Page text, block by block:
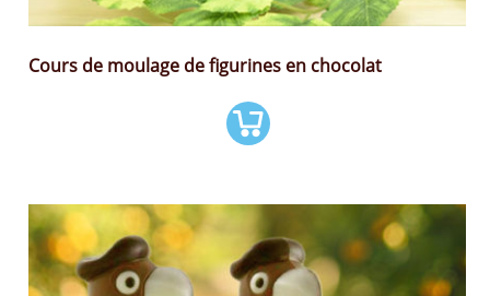
Cours de moulage de figurines en chocolat